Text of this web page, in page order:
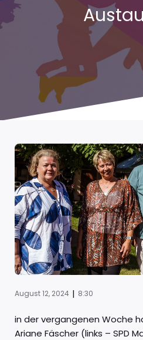
August 12, 2024 | 8:30
in der vergangenen Woche
Ariane Fäscher (links – SPD